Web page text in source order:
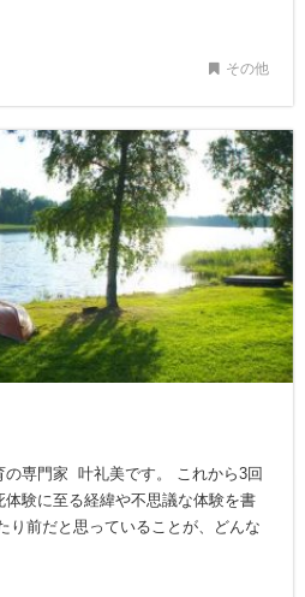
その他
の専門家 叶礼美です。 これから3回
験に至る経緯や不思議な体験を書
り前だと思っていることが、どんな